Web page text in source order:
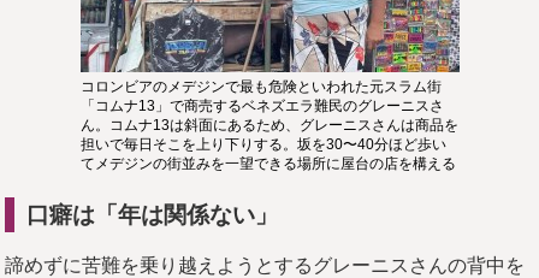
コロンビアのメデジンで最も危険といわれた元スラム街
「コムナ13」で商売するベネズエラ難民のグレーニスさ
ん。コムナ13は斜面にあるため、グレーニスさんは商品を
担いで毎日そこを上り下りする。坂を30〜40分ほど歩い
てメデジンの街並みを一望できる場所に屋台の店を構える
口癖は「年は関係ない」
諦めずに苦難を乗り越えようとするグレーニスさんの背中を